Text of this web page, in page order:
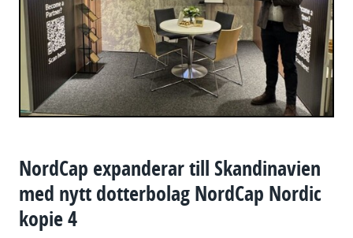
NordCap expanderar till Skandinavien
med nytt dotterbolag NordCap Nordic
kopie 4